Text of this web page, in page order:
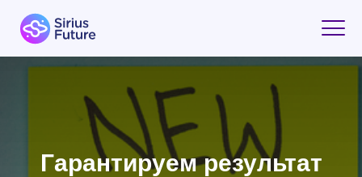
Гарантируем результат